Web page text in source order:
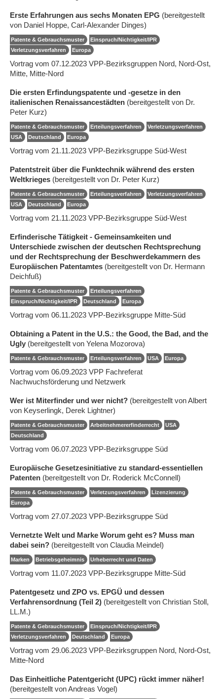
Erste Erfahrungen aus sechs Monaten EPG (bereitgestellt
von Daniel Hoppe, Carl-Alexander Dinges)
Patente & Gebrauchsmuster
Einspruch/Nichtigkeit/IPR
Verletzungsverfahren
Europa
Vortrag vom 07.12.2023 VPP-Bezirksgruppen Nord, Nord-Ost,
Mitte, Mitte-Nord
Die ersten Erfindungspatente und -gesetze in den
italienischen Renaissancestädten (bereitgestellt von Dr.
Peter Kurz)
Patente & Gebrauchsmuster Erteilungsverfahren
Verletzungsverfahren
USA
Deutschland Europa
Vortrag vom 21.11.2023 VPP-Bezirksgruppe Süd-West
Patentstreit über die Funktechnik während des ersten
Weltkrieges (bereitgestellt von Dr. Peter Kurz)
Patente & Gebrauchsmuster Erteilungsverfahren
Verletzungsverfahren
USA
Deutschland Europa
Vortrag vom 21.11.2023 VPP-Bezirksgruppe Süd-West
Erfinderische Tätigkeit - Gemeinsamkeiten und
Unterschiede zwischen der deutschen Rechtsprechung
und der Rechtsprechung der Beschwerdekammern des
Europäischen Patentamtes (bereitgestellt von Dr. Hermann
Deichfuß)
Patente & Gebrauchsmuster
Erteilungsverfahren
Einspruch/Nichtigkeit/IPR
Deutschland Europa
Vortrag vom 06.11.2023 VPP-Bezirksgruppe Mitte-Süd
Obtaining a Patent in the U.S.: the Good, the Bad, and the
Ugly (bereitgestellt von Yelena Mozorova)
Patente & Gebrauchsmuster Erteilungsverfahren USA Europa
Vortrag vom 06.09.2023 VPP Fachreferat
Nachwuchsförderung und Netzwerk
Wer ist Miterfinder und wer nicht? (bereitgestellt von Albert
von Keyserlingk, Derek Lightner)
Patente & Gebrauchsmuster Arbeitnehmererfinderrecht
USA
Deutschland
Vortrag vom 06.07.2023 VPP-Bezirksgruppe Süd
Europäische Gesetzesinitiative zu standard-essentiellen
Patenten (bereitgestellt von Dr. Roderick McConnell)
Patente & Gebrauchsmuster Verletzungsverfahren
Lizenzierung
Europa
Vortrag vom 27.07.2023 VPP-Bezirksgruppe Süd
Vernetzte Welt und Marke Worum geht es? Muss man
dabei sein? (bereitgestellt von Claudia Meindel)
Marken Betriebsgeheimnis Urheberrecht und Daten
Vortrag vom 11.07.2023 VPP-Bezirksgruppe Mitte-Süd
Patentgesetz und ZPO vs. EPGÜ und dessen
Verfahrensordnung (Teil 2) (bereitgestellt von Christian Stoll,
LL.M.)
Patente & Gebrauchsmuster
Einspruch/Nichtigkeit/IPR
Verletzungsverfahren
Deutschland Europa
Vortrag vom 29.06.2023 VPP-Bezirksgruppen Nord, Nord-Ost,
Mitte-Nord
Das Einheitliche Patentgericht (UPC) rückt immer näher!
(bereitgestellt von Andreas Vogel)